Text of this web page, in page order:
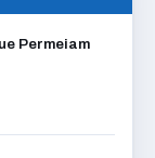
Permeiam